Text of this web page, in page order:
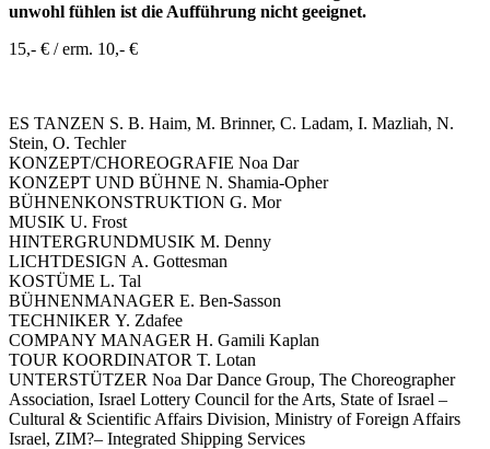
unwohl fühlen ist die Aufführung nicht geeignet.
15,- € / erm. 10,- €
ES TANZEN S. B. Haim, M. Brinner, C. Ladam, I. Mazliah, N.
Stein, O. Techler
KONZEPT/CHOREOGRAFIE Noa Dar
KONZEPT UND BÜHNE N. Shamia-Opher
BÜHNENKONSTRUKTION G. Mor
MUSIK U. Frost
HINTERGRUNDMUSIK M. Denny
LICHTDESIGN A. Gottesman
KOSTÜME L. Tal
BÜHNENMANAGER E. Ben-Sasson
TECHNIKER Y. Zdafee
COMPANY MANAGER H. Gamili Kaplan
TOUR KOORDINATOR T. Lotan
UNTERSTÜTZER Noa Dar Dance Group, The Choreographer
Association, Israel Lottery Council for the Arts, State of Israel –
Cultural & Scientific Affairs Division, Ministry of Foreign Affairs
Israel, ZIM?– Integrated Shipping Services